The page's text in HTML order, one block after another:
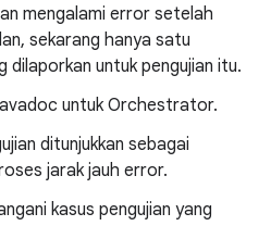
mengalami error setelah
sekarang hanya satu
dilaporkan untuk pengujian itu.
untuk Orchestrator.
ditunjukkan sebagai
jarak jauh error.
kasus pengujian yang